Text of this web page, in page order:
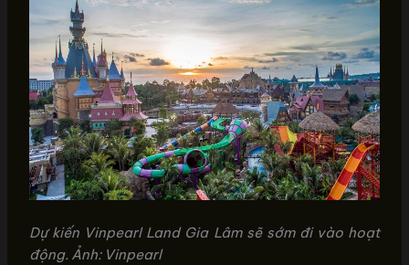
Dự kiến Vinpearl Land Gia Lâm sẽ sớm đi vào hoạt
động. Ảnh: Vinpearl